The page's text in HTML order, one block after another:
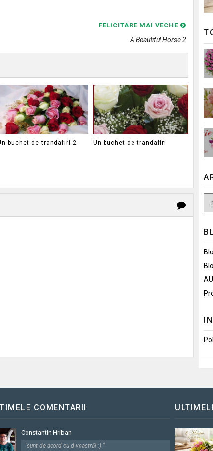
FELICITARE MAI VECHE
A Beautiful Horse 2
buchet de trandafiri 2 Un buchet de trandafiri
COMENTARII
Constantin Hriban
"sunt de acord cu d-voastră! :) "